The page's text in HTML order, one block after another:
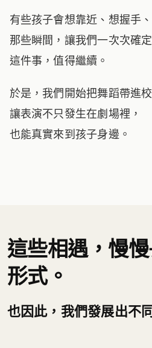
有些孩子會想靠近、想握手
那些瞬間，讓我們一次次
這件事，值得繼續。
於是，我們開始把舞蹈帶進校
讓表演不只發生在劇場裡，
也能真實來到孩子身邊。
這些相遇，慢
形式。
也因此，我們發展出不